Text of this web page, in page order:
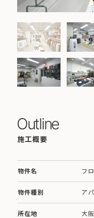
Outline
施工概要
物件名 フ
物件種別 ア
所在地 大